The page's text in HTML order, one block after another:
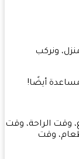
ونركب
أيضًا!
الراحة، وقت
وقت